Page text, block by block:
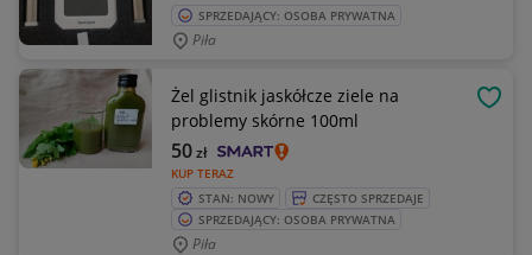
SPRZEDAJĄCY: OSOBA PRYWATNA
Piła
Żel glistnik jaskółcze ziele na
problemy skórne 100ml
KUP TERAZ
50zł
STAN: NOWY
CZĘSTO SPRZEDAJE
SPRZEDAJĄCY: OSOBA PRYWATNA
Piła